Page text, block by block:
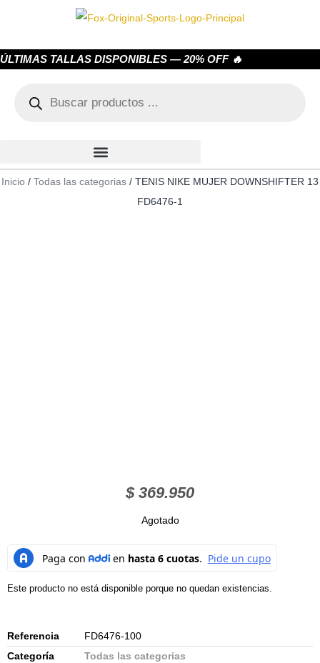
ÚLTIMAS TALLAS DISPONIBLES — 20% OFF 🔥
Inicio / Todas las categorias / TENIS NIKE MUJER DOWNSHIFTER 13
FD6476-1
$369.950
Agotado
Este producto no está disponible porque no quedan existencias.
Referencia
FD6476-100
Categoría
Todas las categorias